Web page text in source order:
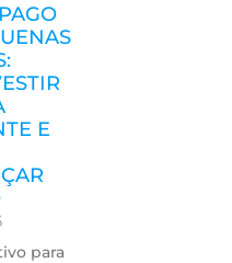
E
para